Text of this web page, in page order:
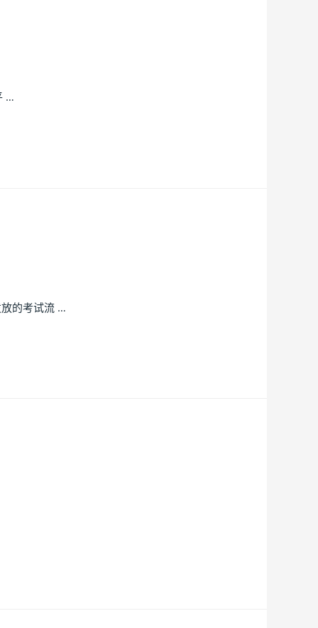
…
的考试流 …